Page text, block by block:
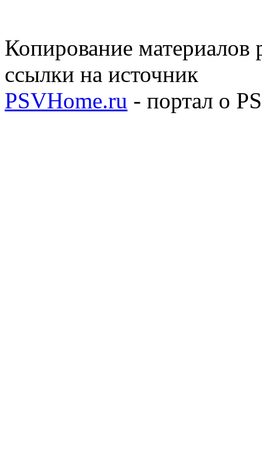
Копирование материалов
ссылки на источник
PSVHome.ru - портал о